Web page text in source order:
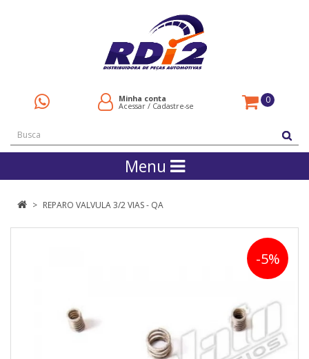
Minha conta
Acessar / Cadastre-se
0
Menu
REPARO VALVULA 3/2 VIAS - QA
-5%